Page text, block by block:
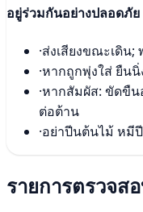
อยู่ร่วมกันอย่างปลอดภัย
·ส่งเสียงขณะเดิน;
·หากถูกพุ่งใส่ ยืนนิ่
·หากสัมผัส: ขัดขืน
ต่อต้าน
·อย่าปีนต้นไม้ หมี
รายการตรวจส